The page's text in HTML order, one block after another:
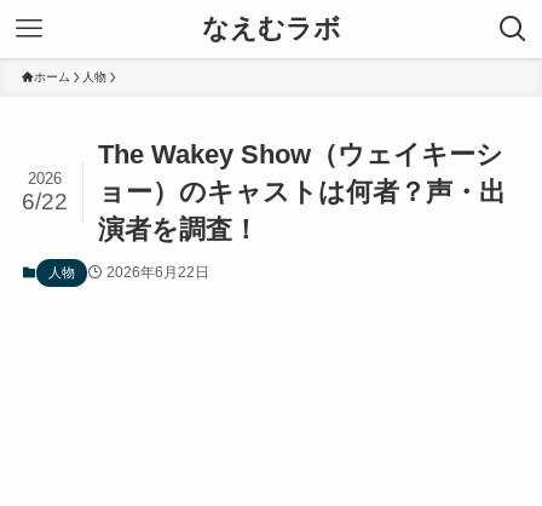
なえむラボ
ホーム 人物
The Wakey Show（ウェイキーシ
ョー）のキャストは何者？声・出
演者を調査！
2026
6/22
人物 2026年6月22日